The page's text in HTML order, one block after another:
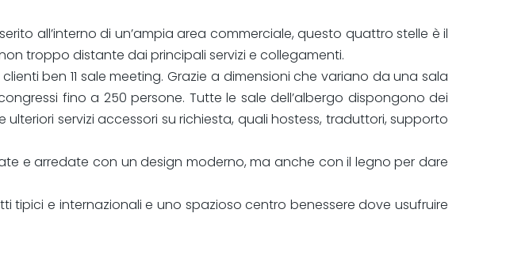
all’interno di un’ampia area commerciale, questo quattro stelle è il
troppo distante dai principali servizi e collegamenti.
ben 11 sale meeting. Grazie a dimensioni che variano da una sala
fino a 250 persone. Tutte le sale dell’albergo dispongono dei
servizi accessori su richiesta, quali hostess, traduttori, supporto
e arredate con un design moderno, ma anche con il legno per dare
tipici e internazionali e uno spazioso centro benessere dove usufruire